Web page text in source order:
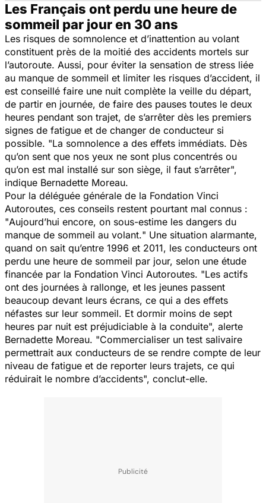
Les Français ont perdu une heure de
sommeil par jour en 30 ans
Les risques de somnolence et d’inattention au volant
constituent près de la moitié des accidents mortels sur
l’autoroute. Aussi, pour éviter la sensation de stress liée
au manque de sommeil et limiter les risques d’accident, il
est conseillé faire une nuit complète la veille du départ,
de partir en journée, de faire des pauses toutes le deux
heures pendant son trajet, de s’arrêter dès les premiers
signes de fatigue et de changer de conducteur si
possible. "La somnolence a des effets immédiats. Dès
qu’on sent que nos yeux ne sont plus concentrés ou
qu’on est mal installé sur son siège, il faut s’arrêter",
indique Bernadette Moreau.
Pour la déléguée générale de la Fondation Vinci
Autoroutes, ces conseils restent pourtant mal connus :
"Aujourd’hui encore, on sous-estime les dangers du
manque de sommeil au volant." Une situation alarmante,
quand on sait qu’entre 1996 et 2011, les conducteurs ont
perdu une heure de sommeil par jour, selon une étude
financée par la Fondation Vinci Autoroutes. "Les actifs
ont des journées à rallonge, et les jeunes passent
beaucoup devant leurs écrans, ce qui a des effets
néfastes sur leur sommeil. Et dormir moins de sept
heures par nuit est préjudiciable à la conduite", alerte
Bernadette Moreau. "Commercialiser un test salivaire
permettrait aux conducteurs de se rendre compte de leur
niveau de fatigue et de reporter leurs trajets, ce qui
réduirait le nombre d’accidents", conclut-elle.